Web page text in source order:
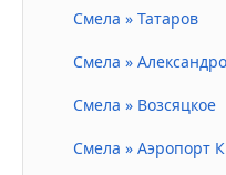
Смела » Татаров
Смела »
Смела » Возсяцкое
Смела » Аэропорт